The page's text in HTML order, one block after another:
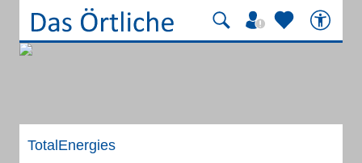
TotalEnergies